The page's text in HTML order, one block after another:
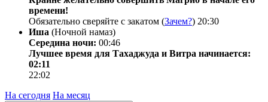
времени!
Обязательно сверяйте с закатом (Зачем?) 20:30
Иша (Ночной намаз)
Середина ночи: 00:46
Лучшее время для Тахаджуда и Витра начинается:
02:11
22:02
На сегодня На месяц